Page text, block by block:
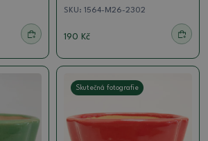
SKU: 1564-M26-2302
190 Kč
Skutečná fotografie